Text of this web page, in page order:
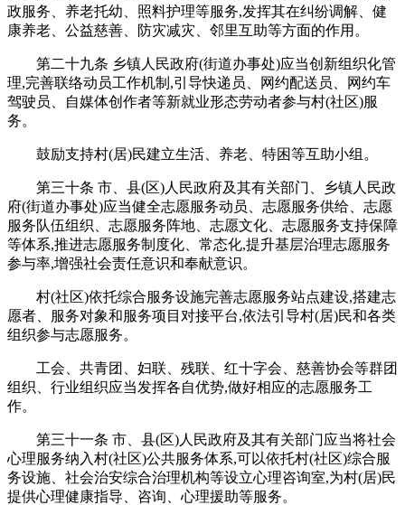
政服务、养老托幼、照料护理等服务,发挥其在纠纷调解、健
康养老、公益慈善、防灾减灾、邻里互助等方面的作用。
第二十九条 乡镇人民政府(街道办事处)应当创新组织化管
理,完善联络动员工作机制,引导快递员、网约配送员、网约车
驾驶员、自媒体创作者等新就业形态劳动者参与村(社区)服
务。
鼓励支持村(居)民建立生活、养老、特困等互助小组。
第三十条 市、县(区)人民政府及其有关部门、乡镇人民政
府(街道办事处)应当健全志愿服务动员、志愿服务供给、志愿
服务队伍组织、志愿服务阵地、志愿文化、志愿服务支持保障
等体系,推进志愿服务制度化、常态化,提升基层治理志愿服务
参与率,增强社会责任意识和奉献意识。
村(社区)依托综合服务设施完善志愿服务站点建设,搭建志
愿者、服务对象和服务项目对接平台,依法引导村(居)民和各类
组织参与志愿服务。
工会、共青团、妇联、残联、红十字会、慈善协会等群团
组织、行业组织应当发挥各自优势,做好相应的志愿服务工
作。
第三十一条 市、县(区)人民政府及其有关部门应当将社会
心理服务纳入村(社区)公共服务体系,可以依托村(社区)综合服
务设施、社会治安综合治理机构等设立心理咨询室,为村(居)民
提供心理健康指导、咨询、心理援助等服务。